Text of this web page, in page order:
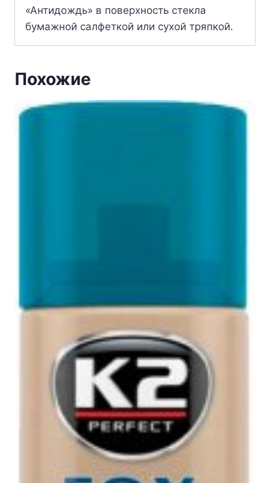
«Антидождь» в поверхность стекла
бумажной салфеткой или сухой тряпкой.
Похожие